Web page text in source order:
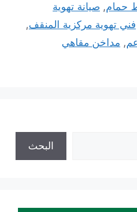
حمام, صيانة تهوية
فني تهوية مركزية المنقف,
, مداخن مقاهي
البحث